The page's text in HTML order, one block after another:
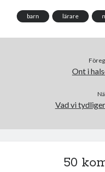
Swish: 070-8885542
k
barn lärare
Ont i
Vad vi
50